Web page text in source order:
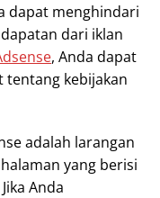
dapat menghindari
dari iklan
, Anda dapat
kebijakan
adalah larangan
yang berisi
Anda